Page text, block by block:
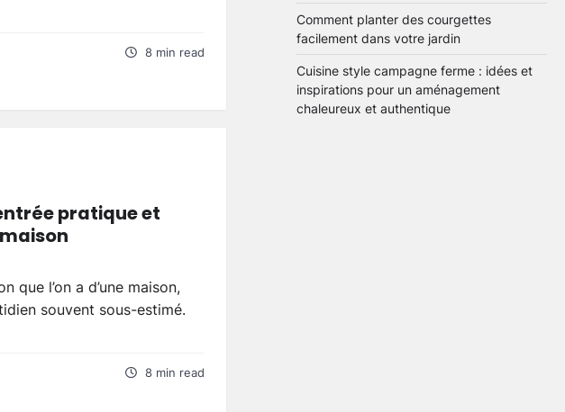
8 min read
pratique et
que l’on a d’une maison,
souvent sous-estimé.
8 min read
Comment planter des courgettes
facilement dans votre jardin
Cuisine style campagne ferme : idées et
inspirations pour un aménagement
chaleureux et authentique